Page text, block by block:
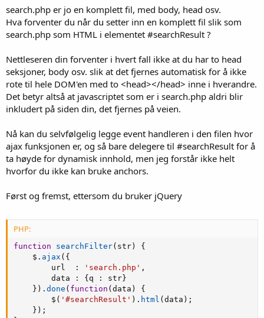
search.php er jo en komplett fil, med body, head osv.
Hva forventer du når du setter inn en komplett fil slik som
search.php som HTML i elementet #searchResult ?
Nettleseren din forventer i hvert fall ikke at du har to head
seksjoner, body osv. slik at det fjernes automatisk for å ikke
rote til hele DOM'en med to <head></head> inne i hverandre.
Det betyr altså at javascriptet som er i search.php aldri blir
inkludert på siden din, det fjernes på veien.
Nå kan du selvfølgelig legge event handleren i den filen hvor
ajax funksjonen er, og så bare delegere til #searchResult for å
ta høyde for dynamisk innhold, men jeg forstår ikke helt
hvorfor du ikke kan bruke anchors.
Først og fremst, ettersom du bruker jQuery
PHP:
function searchFilter( str)
{
    $
. ajax ( {
        url
: 'search.php' ,
        data
: {q : str}
} ) . done ( function (data )
{
        $
( '#searchResult' ) . html (data ) ;
} ) ;